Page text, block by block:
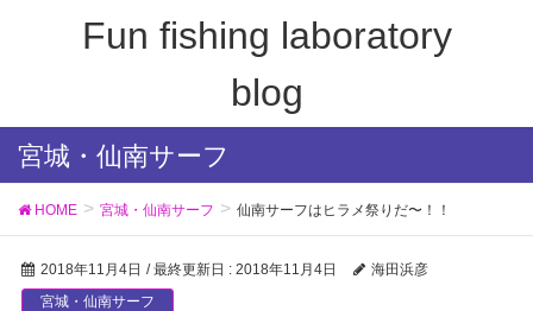
Fun fishing laboratory
blog
宮城・仙南サーフ
HOME 宮城・仙南サーフ 仙南サーフはヒラメ祭りだ〜！！
2018年11月4日 / 最終更新日 : 2018年11月4日
海田浜彦
宮城・仙南サーフ